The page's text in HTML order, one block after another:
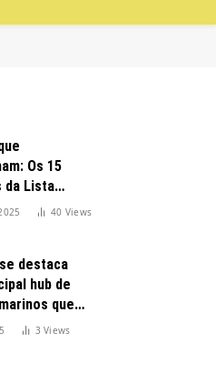
Os 15
da Lista
no Brasil
40 Views
destaca
hub de
que
Brasil ao
3Views